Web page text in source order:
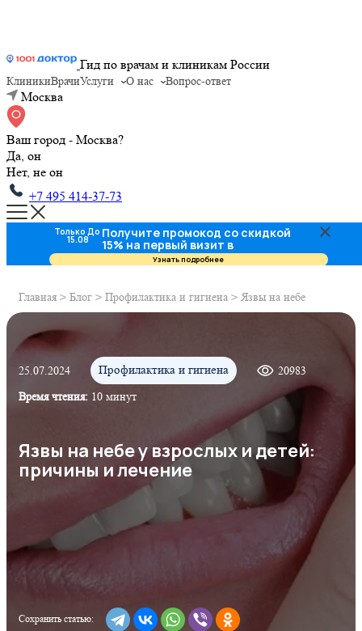
Гид по врачам и клиникам России
КлиникиВрачиУслуги О нас Вопрос-ответ
Москва
Ваш город - Москва?
Да, он
Нет, не он
+7 495 414-37-73
Главная > Блог > Профилактика и гигиена > Язвы на небе
25.07.2024 Профилактика и гигиена
20983
Время чтения: 10 минут
Язвы на небе у взрослых и детей:
причины и лечение
Сохранить статью:
Только До
15.08 Получите промокод со скидкой
15% на первый визит в
стоматологию
Узнать подробнее